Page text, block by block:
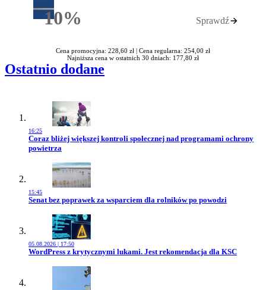
10%Rabatu Sprawdź
Cena promocyjna: 228,60 zł | Cena regularna: 254,00 zł
Najniższa cena w ostatnich 30 dniach: 177,80 zł
Ostatnio dodane
16:25
Przejdź do artykułu:
Coraz bliżej większej kontroli społecznej nad programami ochrony
powietrza
15:45
Przejdź do artykułu:
Senat bez poprawek za wsparciem dla rolników po powodzi
05.08.2026 | 17:50
Przejdź do artykułu:
WordPress z krytycznymi lukami. Jest rekomendacja dla KSC